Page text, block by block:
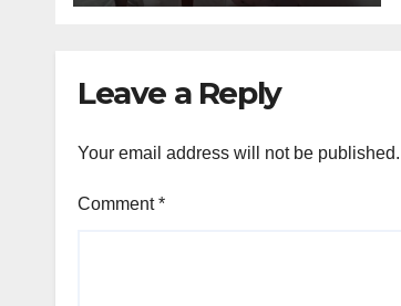
Leave a Reply
Your email address will not be published.
Comment*